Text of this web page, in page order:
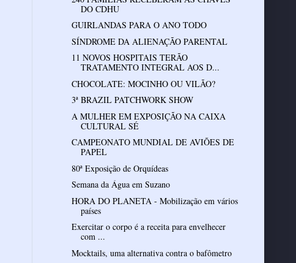
DO CDHU
GUIRLANDAS PARA O ANO TODO
SÍNDROME DA ALIENAÇÃO PARENTAL
11 NOVOS HOSPITAIS TERÃO
TRATAMENTO INTEGRAL AOS D...
CHOCOLATE: MOCINHO OU VILÃO?
3ª BRAZIL PATCHWORK SHOW
A MULHER EM EXPOSIÇÃO NA CAIXA
CULTURAL SÉ
CAMPEONATO MUNDIAL DE AVIÕES DE
PAPEL
80ª Exposição de Orquídeas
Semana da Água em Suzano
HORA DO PLANETA - Mobilização em vários
países
Exercitar o corpo é a receita para envelhecer
com ...
Mocktails, uma alternativa contra o bafômetro